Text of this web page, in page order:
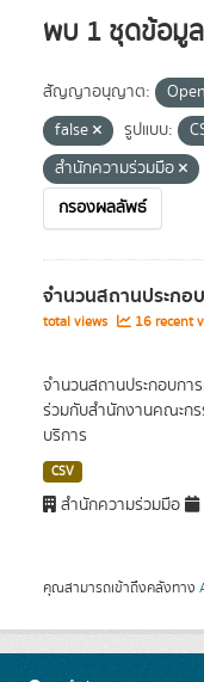
พบ 1 ชุดข้อมูล
สัญญาอนุญาต:
false
รูปแบบ:
สำนักความร่วมมือ
กรองผลลัพธ์
จำนวนสถานประกอ
total views
16 recent
จำนวนสถานประกอบก
ร่วมกับสำนักงานคณะกร
บริการ
CSV
สำนักความร่วมมือ
คุณสามารถเข้าถึงคลังทาง